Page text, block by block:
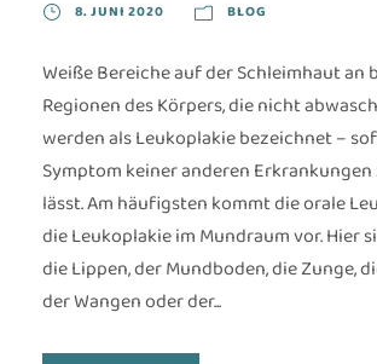
8. JUNI 2020 BLOG
Weiße Bereiche auf der Schleimhaut an
Regionen des Körpers, die nicht
werden als Leukoplakie bezeichnet –
Symptom keiner anderen
lässt. Am häufigsten kommt die orale
die Leukoplakie im Mundraum vor. Hier
die Lippen, der Mundboden, die Zunge,
der Wangen oder der...